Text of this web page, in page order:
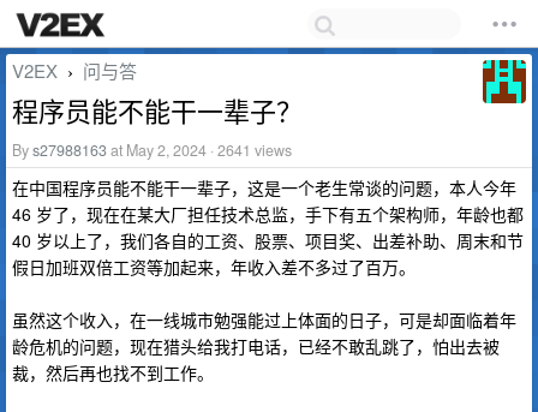
V2EX › 问与答
程序员能不能干一辈子？
Bys27988163at May 2, 2024 · 2641 views
在中国程序员能不能干一辈子，这是一个老生常谈的问题，本人今年
46 岁了，现在在某大厂担任技术总监，手下有五个架构师，年龄也都
40 岁以上了，我们各自的工资、股票、项目奖、出差补助、周末和节
假日加班双倍工资等加起来，年收入差不多过了百万。
虽然这个收入，在一线城市勉强能过上体面的日子，可是却面临着年
龄危机的问题，现在猎头给我打电话，已经不敢乱跳了，怕出去被
裁，然后再也找不到工作。